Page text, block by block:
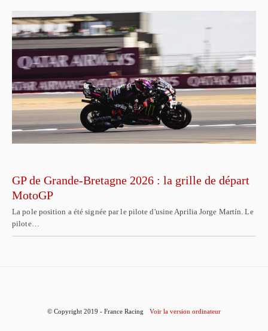
GP de Grande-Bretagne 2026 : la grille de départ
MotoGP
La pole position a été signée par le pilote d'usine Aprilia Jorge Martín. Le
pilote…
© Copyright 2019 - France Racing Voir la version ordinateur